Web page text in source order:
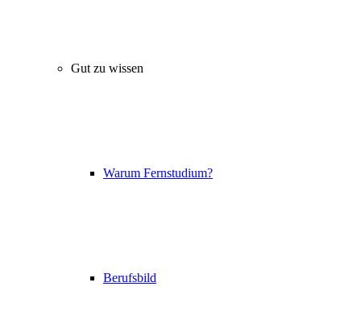
Gut zu wissen
Warum Fernstudium?
Berufsbild